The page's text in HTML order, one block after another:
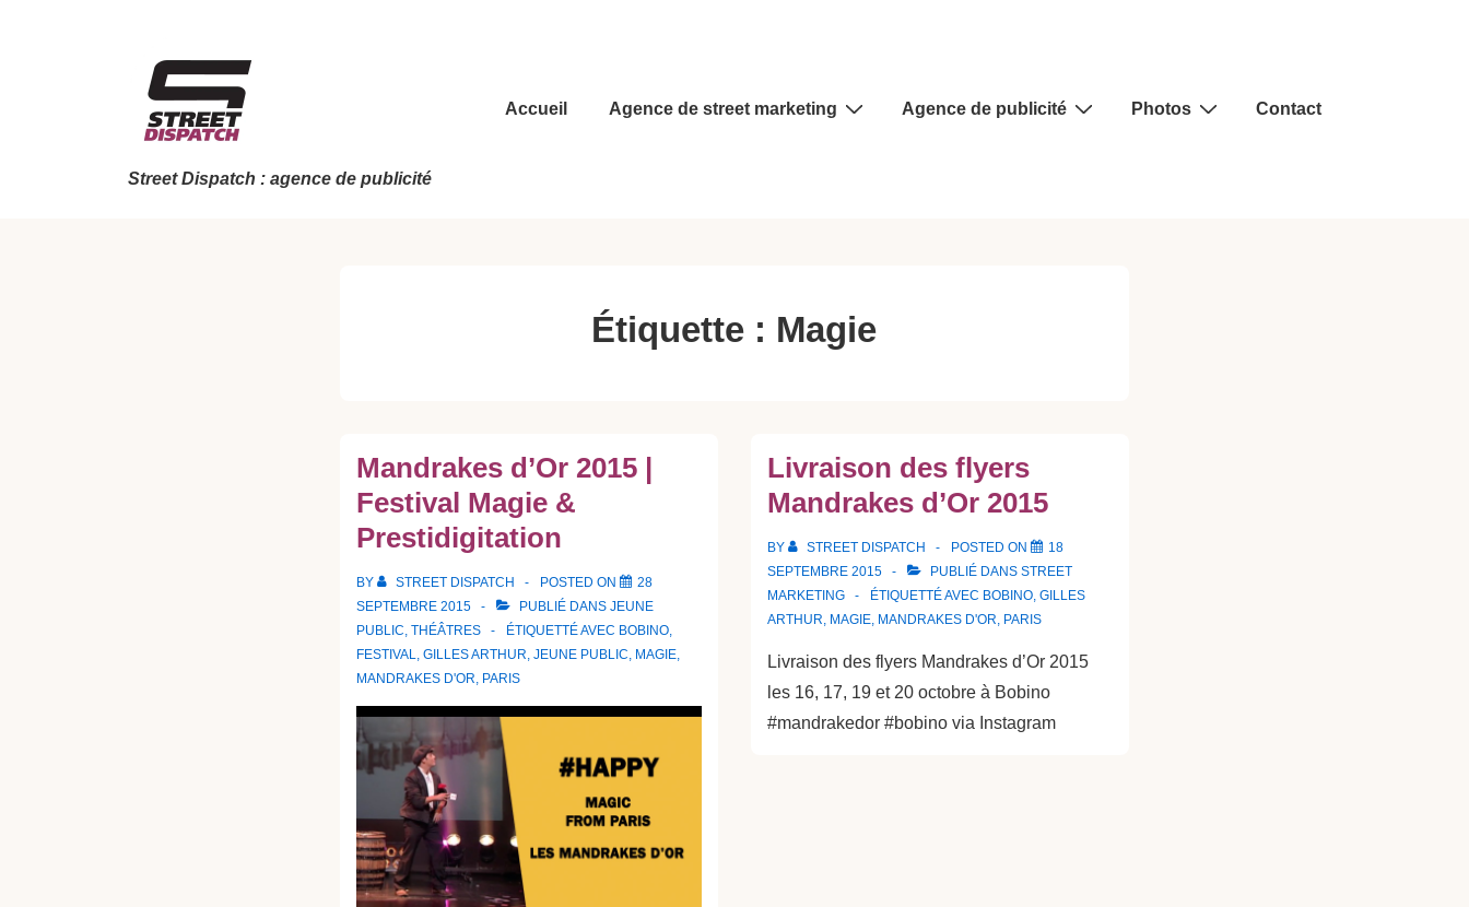
Street Dispatch : agence de publicité
Main
Accueil Agence de street marketing Agence de publicité Photos Contact
Étiquette : Magie
Mandrakes d’Or 2015 |
Festival Magie &
Prestidigitation
BY STREET DISPATCH POSTED ON
28
SEPTEMBRE 2015
PUBLIÉ DANS JEUNE
PUBLIC, THÉÂTRES ÉTIQUETTÉ AVEC BOBINO,
FESTIVAL, GILLES ARTHUR, JEUNE PUBLIC, MAGIE,
MANDRAKES D'OR, PARIS
Livraison des flyers
Mandrakes d’Or 2015
BY STREET DISPATCH POSTED ON
18
SEPTEMBRE 2015
PUBLIÉ DANS STREET
MARKETING
ÉTIQUETTÉ AVEC BOBINO, GILLES
ARTHUR, MAGIE, MANDRAKES D'OR, PARIS
Livraison des flyers Mandrakes d’Or 2015
les 16, 17, 19 et 20 octobre à Bobino
#mandrakedor #bobino via Instagram